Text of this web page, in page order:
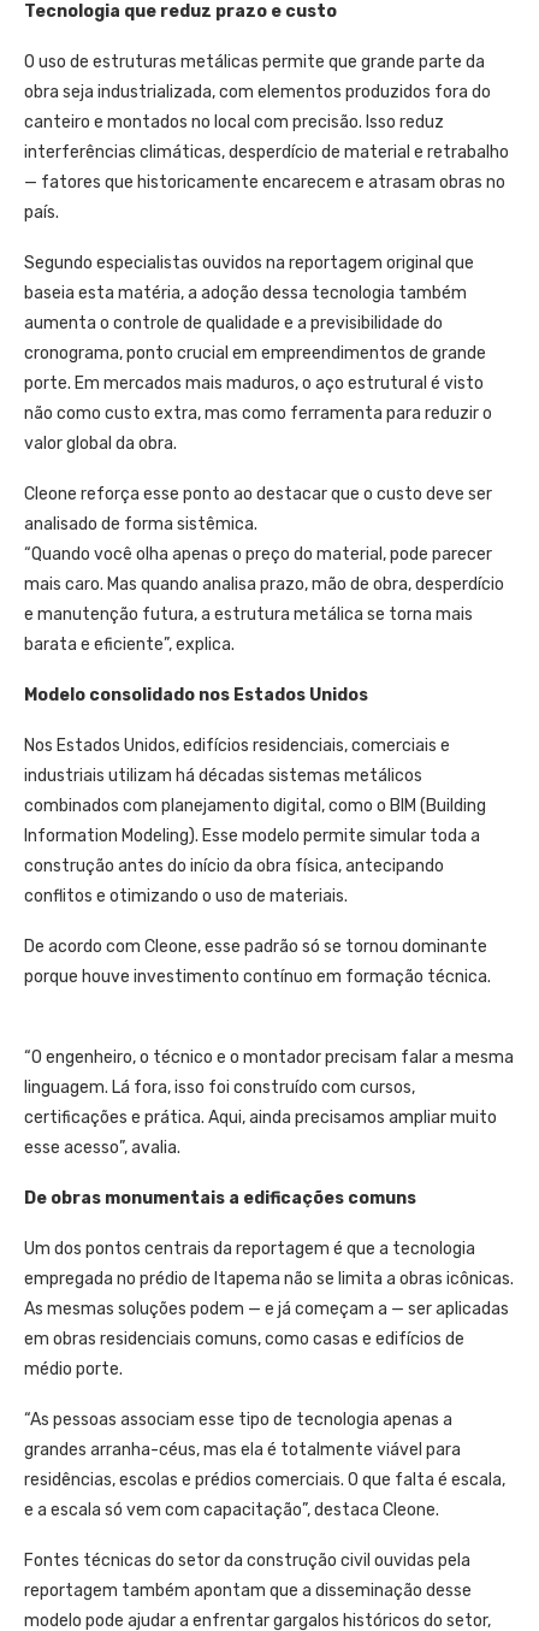
Tecnologia que reduz prazo e custo
O uso de estruturas metálicas permite que grande parte da
obra seja industrializada, com elementos produzidos fora do
canteiro e montados no local com precisão. Isso reduz
interferências climáticas, desperdício de material e retrabalho
— fatores que historicamente encarecem e atrasam obras no
país.
Segundo especialistas ouvidos na reportagem original que
baseia esta matéria, a adoção dessa tecnologia também
aumenta o controle de qualidade e a previsibilidade do
cronograma, ponto crucial em empreendimentos de grande
porte. Em mercados mais maduros, o aço estrutural é visto
não como custo extra, mas como ferramenta para reduzir o
valor global da obra.
Cleone reforça esse ponto ao destacar que o custo deve ser
analisado de forma sistêmica.
“Quando você olha apenas o preço do material, pode parecer
mais caro. Mas quando analisa prazo, mão de obra, desperdício
e manutenção futura, a estrutura metálica se torna mais
barata e eficiente”, explica.
Modelo consolidado nos Estados Unidos
Nos Estados Unidos, edifícios residenciais, comerciais e
industriais utilizam há décadas sistemas metálicos
combinados com planejamento digital, como o BIM (Building
Information Modeling). Esse modelo permite simular toda a
construção antes do início da obra física, antecipando
conflitos e otimizando o uso de materiais.
De acordo com Cleone, esse padrão só se tornou dominante
porque houve investimento contínuo em formação técnica.
“O engenheiro, o técnico e o montador precisam falar a mesma
linguagem. Lá fora, isso foi construído com cursos,
certificações e prática. Aqui, ainda precisamos ampliar muito
esse acesso”, avalia.
De obras monumentais a edificações comuns
Um dos pontos centrais da reportagem é que a tecnologia
empregada no prédio de Itapema não se limita a obras icônicas.
As mesmas soluções podem — e já começam a — ser aplicadas
em obras residenciais comuns, como casas e edifícios de
médio porte.
“As pessoas associam esse tipo de tecnologia apenas a
grandes arranha-céus, mas ela é totalmente viável para
residências, escolas e prédios comerciais. O que falta é escala,
e a escala só vem com capacitação”, destaca Cleone.
Fontes técnicas do setor da construção civil ouvidas pela
reportagem também apontam que a disseminação desse
modelo pode ajudar a enfrentar gargalos históricos do setor,